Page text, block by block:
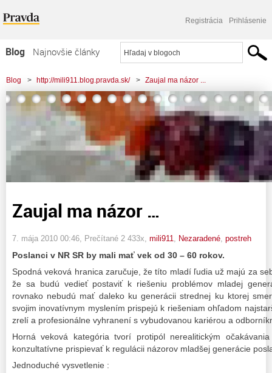
Registrácia Prihlásenie
Blog
Najnovšie články
Najčítanejšie články
Najkomentovanejšie články
Komerčné blogy
Blog > http://mili911.blog.pravda.sk/ > Zaujal ma názor ...
Zaujal ma názor …
7. mája 2010 00:46 , Prečítané 2 433x, mili911 Nezaradené postreh
Poslanci v NR SR by mali mať vek od 30 – 60 rokov.
Spodná veková hranica zaručuje, že títo mladí ľudia už majú za
že sa budú vedieť postaviť k riešeniu problémov mladej
rovnako nebudú mať daleko ku generácii strednej ku ktorej
svojim inovatívnym myslením prispejú k riešeniam ohľadom
zrelí a profesionálne vyhranení s vybudovanou kariérou a
Horná veková kategória tvorí protipól nerealitickým
konzultatívne prispievať k regulácii názorov mladšej generácie
Jednoduché vysvetlenie :